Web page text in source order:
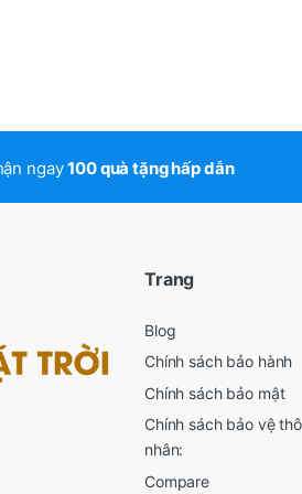
ngay100 quà tặng hấp dẫn
Trang
Blog
Chính sách bảo hành
Chính sách bảo mật
Chính sách bảo vệ
nhân:
Compare